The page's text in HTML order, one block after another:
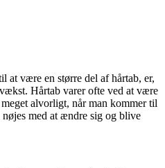
at være en større del af hårtab, er,
Hårtab varer ofte ved at være
alvorligt, når man kommer til
med at ændre sig og blive